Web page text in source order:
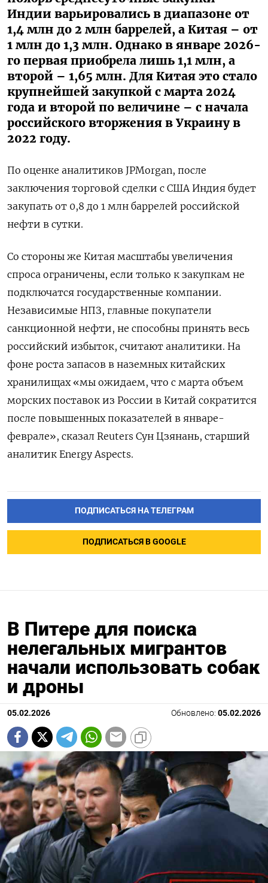
Индии варьировались в диапазоне от
1,4 млн до 2 млн баррелей, а Китая – от
1 млн до 1,3 млн. Однако в январе 2026-
го первая приобрела лишь 1,1 млн, а
второй – 1,65 млн. Для Китая это стало
крупнейшей закупкой с марта 2024
года и второй по величине – с начала
российского вторжения в Украину в
2022 году.
По оценке аналитиков JPMorgan, после
заключения торговой сделки с США Индия будет
закупать от 0,8 до 1 млн баррелей российской
нефти в сутки.
Со стороны же Китая масштабы увеличения
спроса ограничены, если только к закупкам не
подключатся государственные компании.
Независимые НПЗ, главные покупатели
санкционной нефти, не способны принять весь
российский избыток, считают аналитики. На
фоне роста запасов в наземных китайских
хранилищах «мы ожидаем, что с марта объем
морских поставок из России в Китай сократится
после повышенных показателей в январе-
феврале», сказал Reuters Сун Цзянань, старший
аналитик Energy Aspects.
ПОДПИСАТЬСЯ НА ТЕЛЕГРАМ
ПОДПИСАТЬСЯ В GOOGLE
В Питере для поиска
нелегальных мигрантов
начали использовать собак
и дроны
05.02.2026 Обновлено: 05.02.2026